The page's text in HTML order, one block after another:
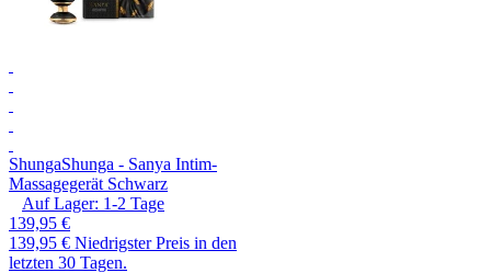
ShungaShunga - Sanya Intim-
Massagegerät Schwarz
Auf Lager: 1-2 Tage
139,95 €
139,95 € Niedrigster Preis in den
letzten 30 Tagen.